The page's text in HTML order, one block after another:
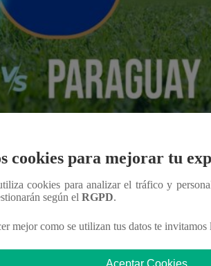
10 de junio en Sa
Dicho juego podrás verlos por las
de Coki Gonzáles y Sergio
cookies para mejorar tu
cookies para analizar el tráfico y
según el RGPD.
mejor como se utilizan tus datos te invitamos
Aceptar Cookies